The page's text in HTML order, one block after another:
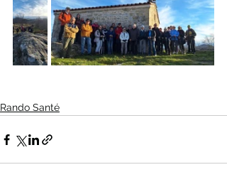
Rando Santé